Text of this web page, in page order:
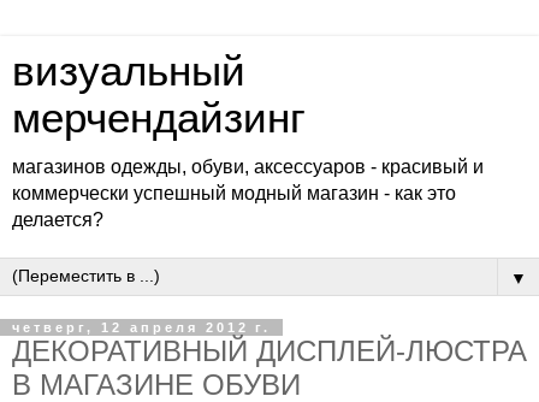
визуальный
мерчендайзинг
магазинов одежды, обуви, аксессуаров - красивый и
коммерчески успешный модный магазин - как это
делается?
▼
четверг, 12 апреля 2012 г.
ДЕКОРАТИВНЫЙ ДИСПЛЕЙ-ЛЮСТРА
В МАГАЗИНЕ ОБУВИ